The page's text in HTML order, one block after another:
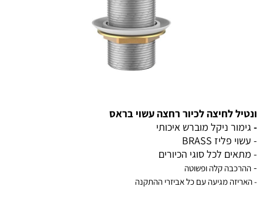
ונטיל לחיצה לכיור רחצה עשוי בראס
- גימור ניקל מוברש איכותי
- עשוי פליז BRASS
- מתאים לכל סוגי הכיורים
- ההרכבה קלה ופשוטה
- האריזה מגיעה עם כל אביזרי ההתקנה